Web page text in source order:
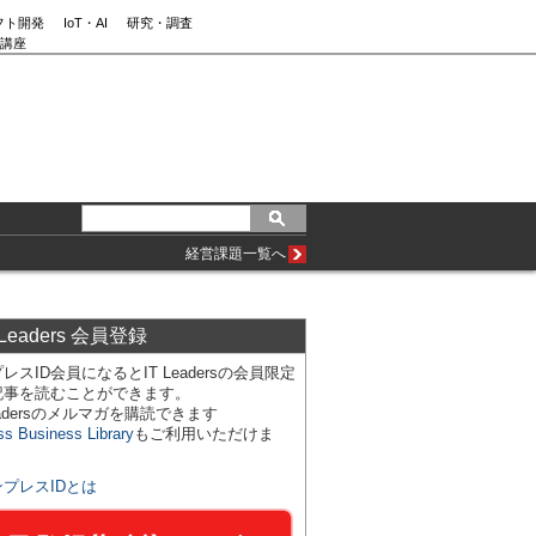
ト開発 IoT・AI
研究・調査
座
経営課題一覧へ
会員登録
スID会員になるとIT Leadersの会員限定
を読むことができます。
のメルマガを購読できます
Business Libraryもご利用いただけま
プレスIDとは